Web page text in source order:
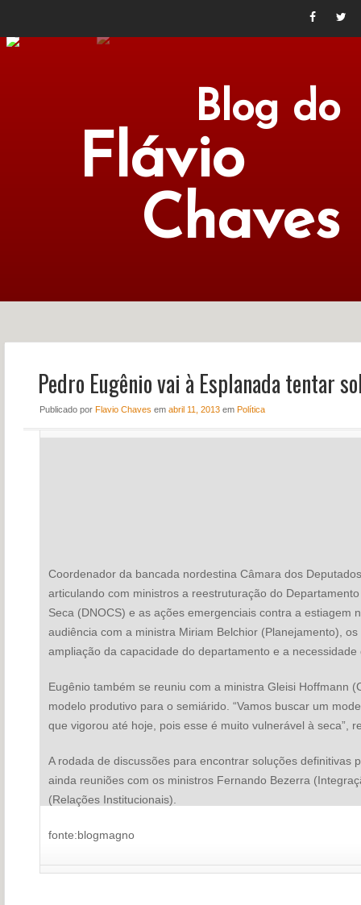
Blog do
Flávio
Chaves
NOTÍCIAS PERFIL
CONTATO
Pedro Eugênio vai à Esplanada tentar
Publicado por Flavio Chaves em abril 11, 2013em Política
Coordenador da bancada nordestina Câmara dos
articulando com ministros a reestruturação do
Seca (DNOCS) e as ações emergenciais contra a estiagem
audiência com a ministra Miriam Belchior (Planejamento),
ampliação da capacidade do departamento e a
Eugênio também se reuniu com a ministra Gleisi Hoffmann
modelo produtivo para o semiárido. “Vamos buscar um
que vigorou até hoje, pois esse é muito vulnerável à seca”,
A rodada de discussões para encontrar soluções definitivas
ainda reuniões com os ministros Fernando Bezerra
(Relações Institucionais).
fonte:blogmagno